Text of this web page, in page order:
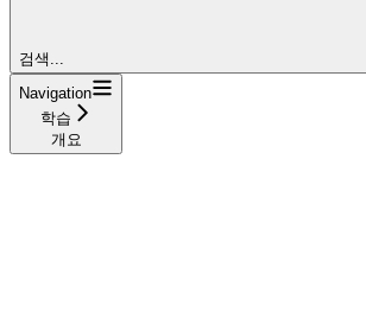
검색...
Navigation
학습
개요